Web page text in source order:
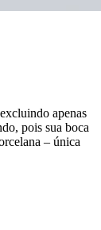
apenas
pois sua boca
– única